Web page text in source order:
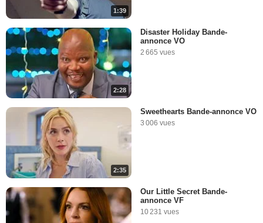
1:39
2:28
Disaster Holiday Bande-
annonce VO
2 665 vues
2:35
Sweethearts Bande-annonce VO
3 006 vues
Our Little Secret Bande-
annonce VF
10 231 vues